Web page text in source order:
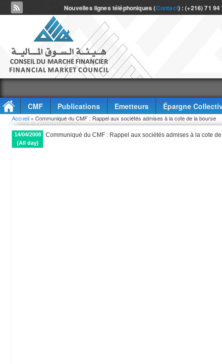
Nouvelles lignes téléphoniques (Contact) : (+216) 71
CMF Publications Emetteurs
Épargne
Accès à l'information
Vous êtes ici
Accueil » Communiqué du CMF : Rappel aux sociétés admises à la cote de la bourse
14/04/2008
(All day)
Communiqué du CMF : Rappel aux sociétés admises à la cote